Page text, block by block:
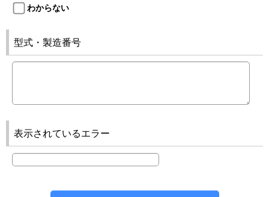
わからない
型式・製造番号
表示されているエラー